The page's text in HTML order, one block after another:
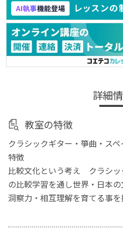
詳細
教室の特徴
クラシックギター・箏曲・スペ
特徴
比較文化という考え クラシッ
の比較学習を通し世界・日本
洞察力・相互理解を育てる事